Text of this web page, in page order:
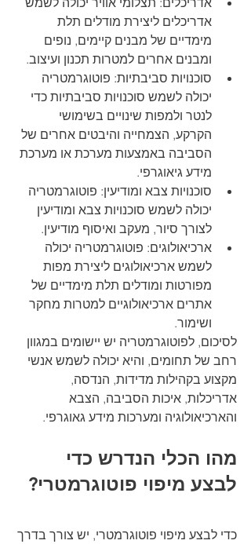
אדריכלים ליצירת מודלים תלת
מימדיים של מבנים קיימים, נופים
ומבנים אחרים למטרות תכנון ועיצוב.
סוכנויות סביבתיות: פוטוגרמטריה
יכולה לשמש סוכנויות סביבתיות כדי
לנטר ולמפות שינויים בשימושי
הקרקע, הצמחייה והיבטים אחרים של
הסביבה באמצעות מערכת או מערכת
מידע גיאוגרפי.
סוכנויות צבא ומודיעין: פוטוגרמטריה
יכולה לשמש סוכנויות צבא ומודיעין
לצורך סיור, מעקב ואיסוף מודיעין.
ארכיאולוגים: פוטוגרמטריה יכולה
לשמש ארכיאולוגים ליצירת מפות
מפורטות ומודלים תלת מימדיים של
אתרים ארכיאולוגיים למטרות מחקר
ושימור.
לסיכום, לפוטוגרמטריה יש יישומים במגוון
רחב של תחומים, והיא יכולה לשמש אנשי
מקצוע בקהילות מדידות, הנדסה,
אדריכלות, איכות הסביבה, הצבא
והארכיאולוגיה ומערכות מידע גאוגרפי.
מהו הכלי הנדרש כדי
לבצע מיפוי פוטוגרמטרי?
כדי לבצע מיפוי פוטוגרמטרי, יש צורך בדרך